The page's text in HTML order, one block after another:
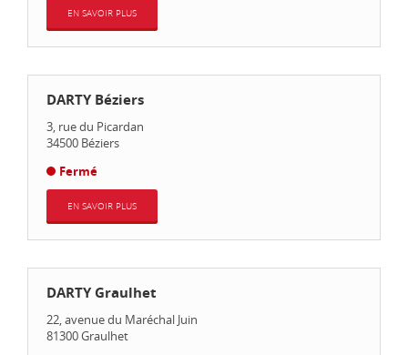
EN SAVOIR PLUS
DARTY Béziers
3, rue du Picardan
34500 Béziers
Fermé
EN SAVOIR PLUS
DARTY Graulhet
22, avenue du Maréchal Juin
81300Graulhet